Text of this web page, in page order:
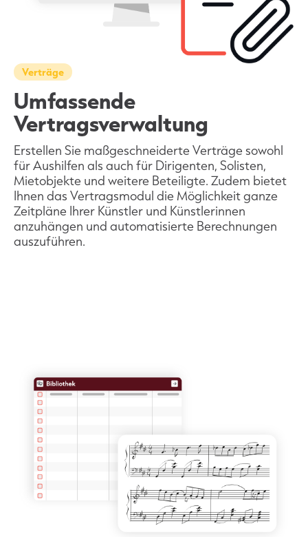
Verträge
Umfassende
Vertragsverwaltung
Erstellen Sie maßgeschneiderte Verträge sowohl
für Aushilfen als auch für Dirigenten, Solisten,
Mietobjekte und weitere Beteiligte. Zudem bietet
Ihnen das Vertragsmodul die Möglichkeit ganze
Zeitpläne Ihrer Künstler und Künstlerinnen
anzuhängen und automatisierte Berechnungen
auszuführen.